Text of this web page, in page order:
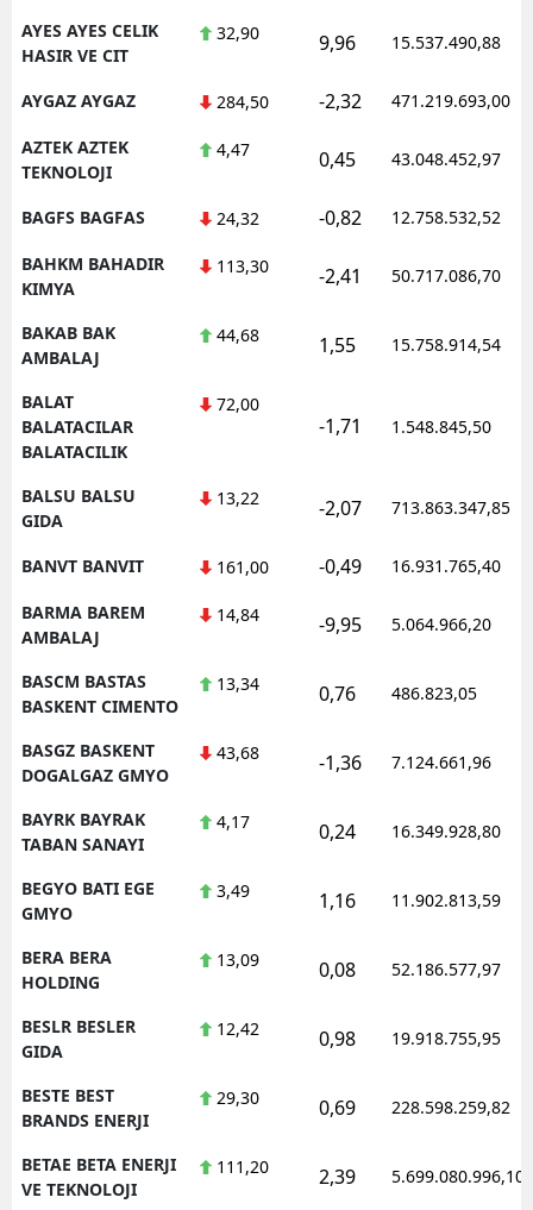
AYES AYES CELIK
HASIR VE CIT
32,90 9,96 15.537.490,88
AYGAZ AYGAZ 284,50 -2,32 471.219.693,00
AZTEK AZTEK
TEKNOLOJI
4,47 0,45 43.048.452,97
BAGFS BAGFAS 24,32 -0,82 12.758.532,52
BAHKM BAHADIR
KIMYA
113,30 -2,41 50.717.086,70
BAKAB BAK
AMBALAJ
44,68 1,55 15.758.914,54
BALAT
BALATACILAR
BALATACILIK
72,00
-1,71 1.548.845,50
BALSU BALSU
GIDA
13,22 -2,07 713.863.347,85
BANVT BANVIT 161,00 -0,49 16.931.765,40
BARMA BAREM
AMBALAJ
14,84 -9,95 5.064.966,20
BASCM BASTAS
BASKENT CIMENTO
13,34 0,76 486.823,05
BASGZ BASKENT
DOGALGAZ GMYO
43,68 -1,36 7.124.661,96
BAYRK BAYRAK
TABAN SANAYI
4,17 0,24 16.349.928,80
BEGYO BATI EGE
GMYO
3,49 1,16 11.902.813,59
BERA BERA
HOLDING
13,09 0,08 52.186.577,97
BESLR BESLER
GIDA
12,42 0,98 19.918.755,95
BESTE BEST
BRANDS ENERJI
29,30 0,69 228.598.259,82
BETAE BETA ENERJI
VE TEKNOLOJI
111,20 2,39 5.699.080.996,10